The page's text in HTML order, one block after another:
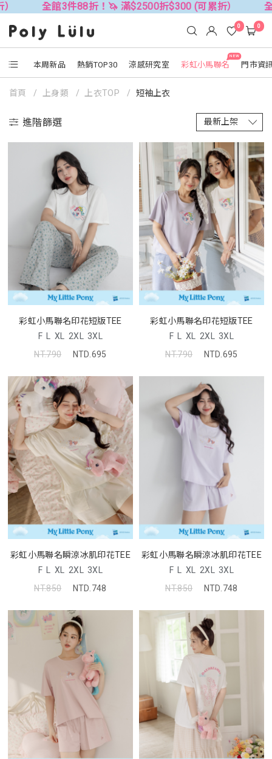
🦄 滿$2500折$300 (可累折） 全館3件88折！🦄 滿
本周新品 熱銷TOP30 涼感研究室
NEW
彩虹小馬聯名 門市資
0 0
首頁 上身類 上衣TOP 短袖上衣
進階篩選
彩虹小馬聯名印花短版TEE
F L XL 2XL 3XL
NT.790
NTD.695
彩虹小馬聯名印花短版TEE
F L XL 2XL 3XL
NT.790
NTD.695
彩虹小馬聯名瞬涼冰肌印花TEE
F L XL 2XL 3XL
NT.850
NTD.748
彩虹小馬聯名瞬涼冰肌印花TEE
F L XL 2XL 3XL
NT.850
NTD.748